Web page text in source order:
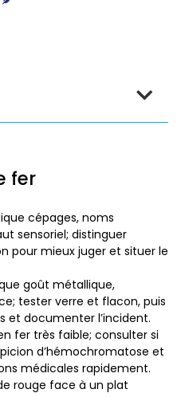
fer
cépages, noms
sensoriel; distinguer
pour mieux juger et situer le
goût métallique,
tester verre et flacon, puis
et documenter l’incident.
fer très faible; consulter si
d’hémochromatose et
médicales rapidement.
rouge face à un plat